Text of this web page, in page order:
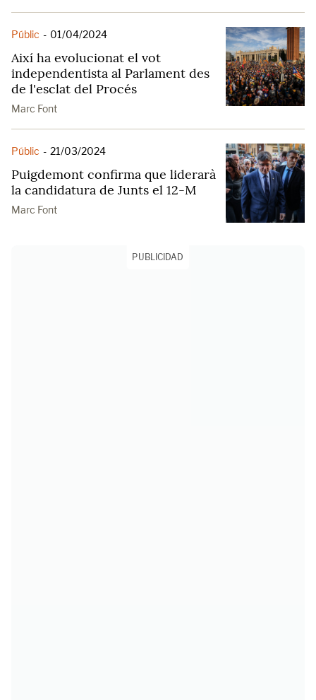
Públic - 01/04/2024
Així ha evolucionat el vot
independentista al Parlament des
de l'esclat del Procés
Marc Font
Públic - 21/03/2024
Puigdemont confirma que liderarà
la candidatura de Junts el 12-M
Marc Font
PUBLICIDAD